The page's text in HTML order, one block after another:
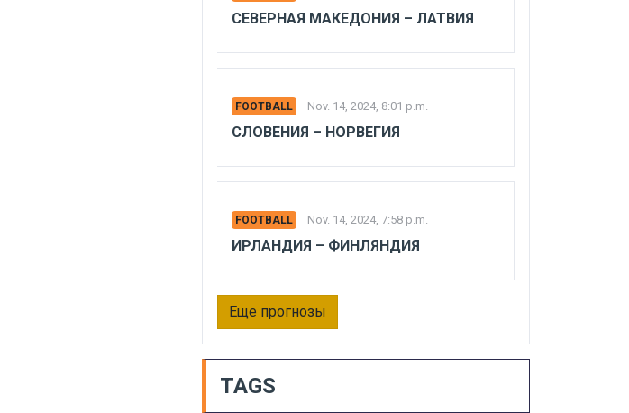
СЕВЕРНАЯ МАКЕДОНИЯ – ЛАТВИЯ
FOOTBALL Nov. 14, 2024, 8:01 p.m.
СЛОВЕНИЯ – НОРВЕГИЯ
FOOTBALL Nov. 14, 2024, 7:58 p.m.
ИРЛАНДИЯ – ФИНЛЯНДИЯ
Еще прогнозы
TAGS